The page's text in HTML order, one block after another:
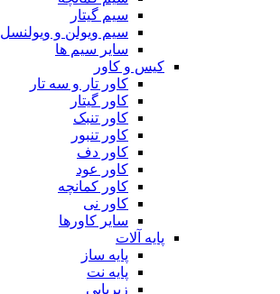
سیم گیتار
سیم ویولن و ویولنسل
سایر سیم ها
کیس و کاور
کاور تار و سه تار
کاور گیتار
کاور تنبک
کاور تنبور
کاور دف
کاور عود
کاور کمانچه
کاور نی
سایر کاورها
پایه آلات
پایه ساز
پایه نت
زیرپایی